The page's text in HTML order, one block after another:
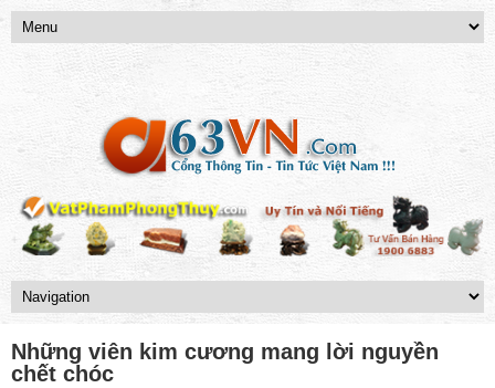
Những viên kim cương mang lời nguyền
chết chóc